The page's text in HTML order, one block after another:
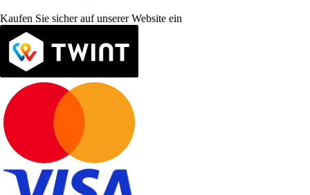
Kaufen Sie sicher auf unserer Website ein